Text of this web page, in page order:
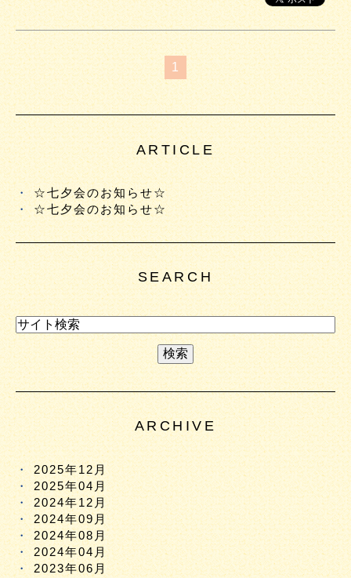
1
ARTICLE
☆七夕会のお知らせ☆
☆七夕会のお知らせ☆
SEARCH
ARCHIVE
2025年12月
2025年04月
2024年12月
2024年09月
2024年08月
2024年04月
2023年06月